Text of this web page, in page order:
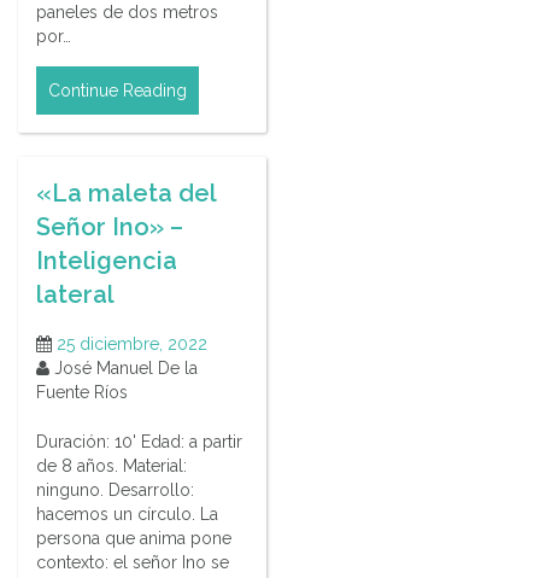
paneles de dos metros
por…
Continue Reading
«La maleta del
Señor Ino» –
Inteligencia
lateral
25 diciembre, 2022
José Manuel De la
Fuente Ríos
Duración: 10' Edad: a partir
de 8 años. Material:
ninguno. Desarrollo:
hacemos un círculo. La
persona que anima pone
contexto: el señor Ino se